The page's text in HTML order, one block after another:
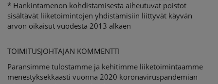
* Hankintamenon kohdistamisesta aiheutuvat poistot
sisältävät liiketoimintojen yhdistämisiin liittyvät käyvän
arvon oikaisut vuodesta 2013 alkaen
TOIMITUSJOHTAJAN KOMMENTTI
Paransimme tulostamme ja kehitimme liiketoimintaamme
menestyksekkäästi vuonna 2020 koronaviruspandemian